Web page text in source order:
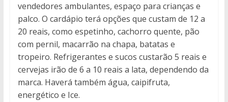
vendedores ambulantes, espaço para crianças e
palco. O cardápio terá opções que custam de 12 a
20 reais, como espetinho, cachorro quente, pão
com pernil, macarrão na chapa, batatas e
tropeiro. Refrigerantes e sucos custarão 5 reais e
cervejas irão de 6 a 10 reais a lata, dependendo da
marca. Haverá também água, caipifruta,
energético e Ice.